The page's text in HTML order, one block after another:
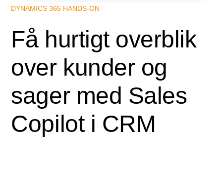
DYNAMICS 365 HANDS-ON
Få hurtigt overblik
over kunder og
sager med Sales
Copilot i CRM